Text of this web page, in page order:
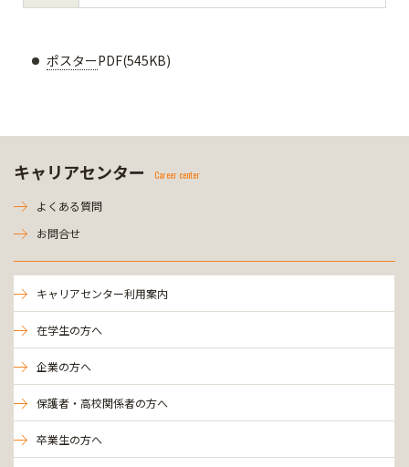
ポスターPDF(545KB)
キャリアセンター Career center
よくある質問
お問合せ
キャリアセンター利用案内
在学生の方へ
企業の方へ
保護者・高校関係者の方へ
卒業生の方へ